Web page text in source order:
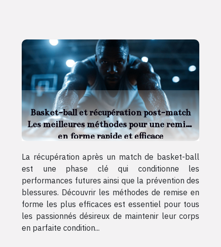
Basket-ball et récupération post-match
Les meilleures méthodes pour une remise
en forme rapide et efficace
La récupération après un match de basket-ball
est une phase clé qui conditionne les
performances futures ainsi que la prévention des
blessures. Découvrir les méthodes de remise en
forme les plus efficaces est essentiel pour tous
les passionnés désireux de maintenir leur corps
en parfaite condition...